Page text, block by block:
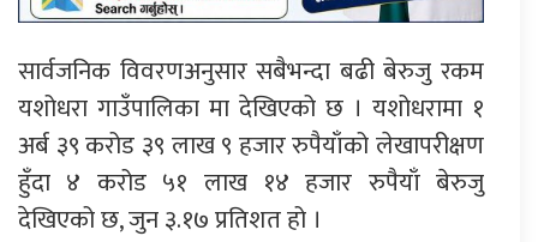
सार्वजनिक विवरणअनुसार सबैभन्दा बढी बेरुजु रकम
यशोधरा गाउँपालिका मा देखिएको छ । यशोधरामा १
अर्ब ३९ करोड ३९ लाख ९ हजार रुपैयाँको लेखापरीक्षण
हुँदा ४ करोड ५१ लाख १४ हजार रुपैयाँ बेरुजु
देखिएको छ, जुन ३.१७ प्रतिशत हो ।